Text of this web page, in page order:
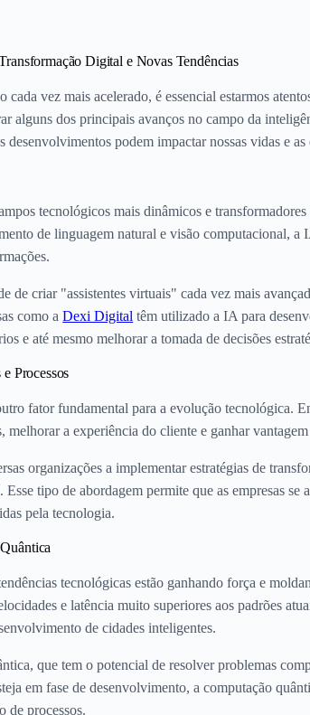
Digital e Novas Tendências
vez mais acelerado, é essencial estarmos
alguns dos principais avanços no campo da
desenvolvimentos podem impactar nossas vidas e
tecnológicos mais dinâmicos e
de linguagem natural e visão computacional,
de criar "assistentes virtuais" cada vez mais
como aDexi Digital têm utilizado a IA para
e até mesmo melhorar a tomada de decisões
Processos
fator fundamental para a evolução tecnológica.
melhorar a experiência do cliente e ganhar
organizações a implementar estratégias de
tipo de abordagem permite que as empresas se
pela tecnologia.
tecnológicas estão ganhando força e
e latência muito superiores aos padrões
de cidades inteligentes.
que tem o potencial de resolver problemas
em fase de desenvolvimento, a computação
de processos.